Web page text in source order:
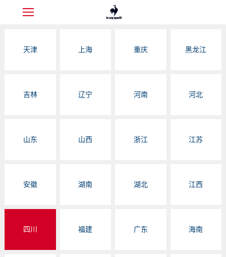
天津 上海 重庆 黑龙江
吉林 辽宁 河南 河北
山东 山西 浙江 江苏
安徽 湖南 湖北 江西
四川 福建 广东 海南